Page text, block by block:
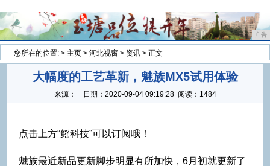
广告
您所在的位置: > 主页 > 河北视窗 > 资讯 > 正文
大幅度的工艺革新，魅族MX5试用体验
来源： 日期： 2020-09-04 09:19:28 阅读：1484
点击上方“鳐科技”可以订阅哦！
魅族最近新品更新脚步明显有所加快，6月初就更新了